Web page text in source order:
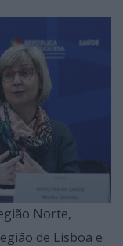
Norte,
de Lisboa e